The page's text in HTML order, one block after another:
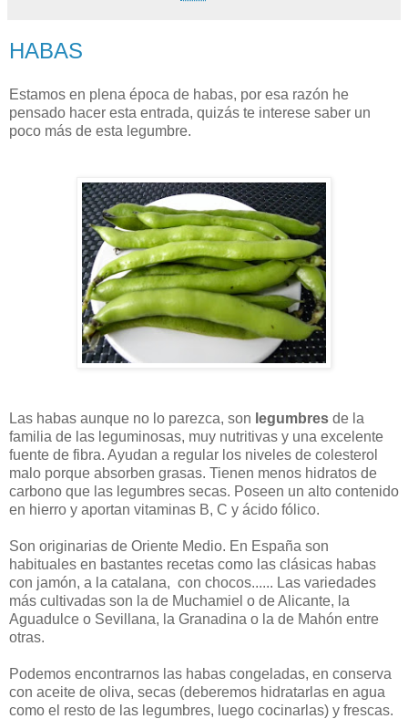
HABAS
Estamos en plena época de habas, por esa razón he
pensado hacer esta entrada, quizás te interese saber un
poco más de esta legumbre.
Las habas aunque no lo parezca, son legumbres de la
familia de las leguminosas, muy nutritivas y una excelente
fuente de fibra. Ayudan a regular los niveles de colesterol
malo porque absorben grasas. Tienen menos hidratos de
carbono que las legumbres secas. Poseen un alto contenido
en hierro y aportan vitaminas B, C y ácido fólico.
Son originarias de Oriente Medio. En España son
habituales en bastantes recetas como las clásicas habas
con jamón, a la catalana, con chocos...... Las variedades
más cultivadas son la de Muchamiel o de Alicante, la
Aguadulce o Sevillana, la Granadina o la de Mahón entre
otras.
Podemos encontrarnos las habas congeladas, en conserva
con aceite de oliva, secas (deberemos hidratarlas en agua
como el resto de las legumbres, luego cocinarlas) y frescas.